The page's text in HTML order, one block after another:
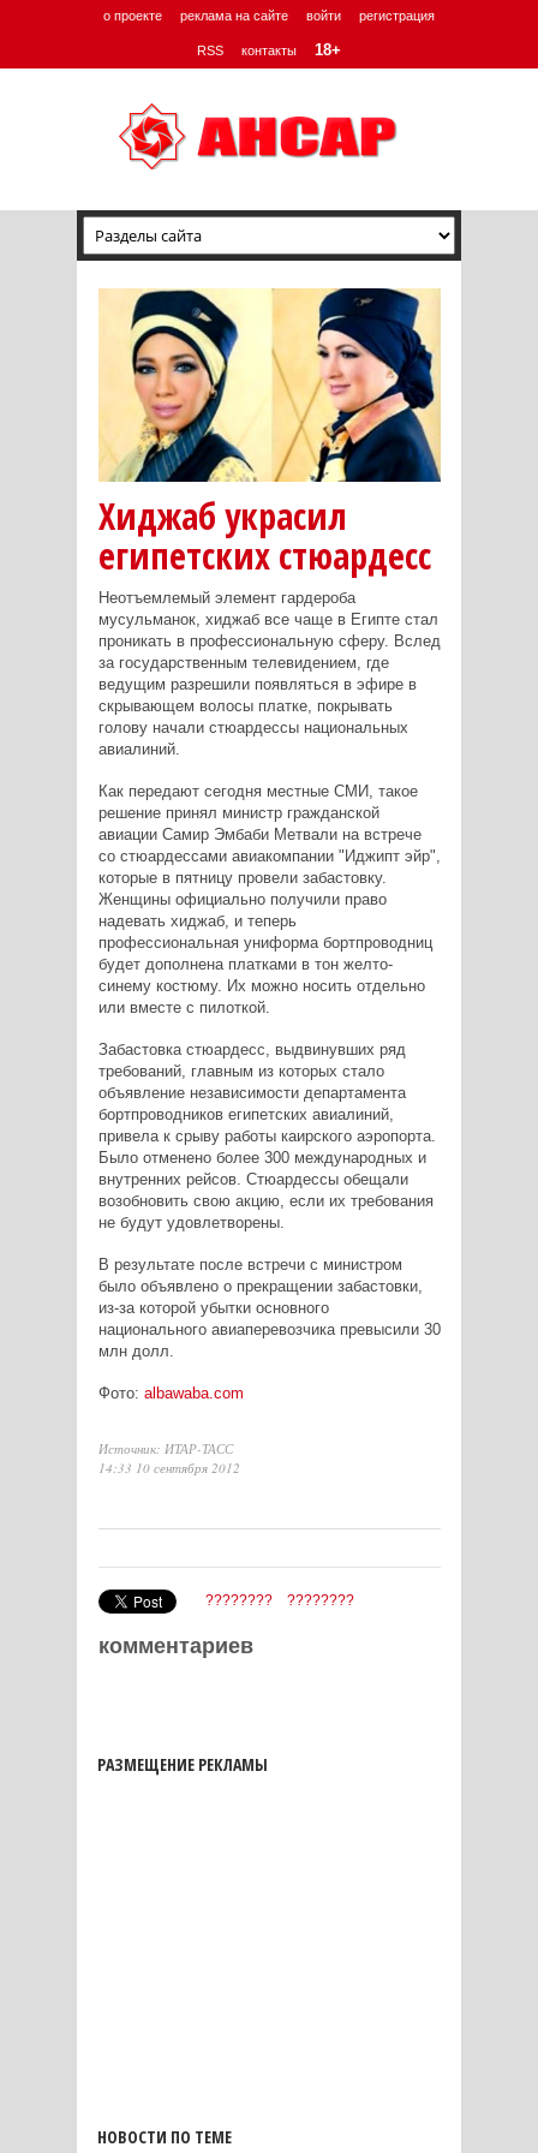
о проекте реклама на сайте войти регистрация
RSS контакты 18+
Хиджаб украсил
египетских стюардесс
Неотъемлемый элемент гардероба
мусульманок, хиджаб все чаще в Египте стал
проникать в профессиональную сферу. Вслед
за государственным телевидением, где
ведущим разрешили появляться в эфире в
скрывающем волосы платке, покрывать
голову начали стюардессы национальных
авиалиний.
Как передают сегодня местные СМИ, такое
решение принял министр гражданской
авиации Самир Эмбаби Метвали на встрече
со стюардессами авиакомпании "Иджипт эйр",
которые в пятницу провели забастовку.
Женщины официально получили право
надевать хиджаб, и теперь
профессиональная униформа бортпроводниц
будет дополнена платками в тон желто-
синему костюму. Их можно носить отдельно
или вместе с пилоткой.
Забастовка стюардесс, выдвинувших ряд
требований, главным из которых стало
объявление независимости департамента
бортпроводников египетских авиалиний,
привела к срыву работы каирского аэропорта.
Было отменено более 300 международных и
внутренних рейсов. Стюардессы обещали
возобновить свою акцию, если их требования
не будут удовлетворены.
В результате после встречи с министром
было объявлено о прекращении забастовки,
из-за которой убытки основного
национального авиаперевозчика превысили 30
млн долл.
Фото: albawaba.com
Источник: ИТАР-ТАСС
14:33 10 сентября 2012
???????? ????????
комментариев
РАЗМЕЩЕНИЕ РЕКЛАМЫ
НОВОСТИ ПО ТЕМЕ